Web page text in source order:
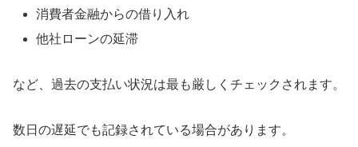
消費者金融からの借り入れ
他社ローンの延滞
など、過去の支払い状況は最も厳しくチェックされます。
数日の遅延でも記録されている場合があります。